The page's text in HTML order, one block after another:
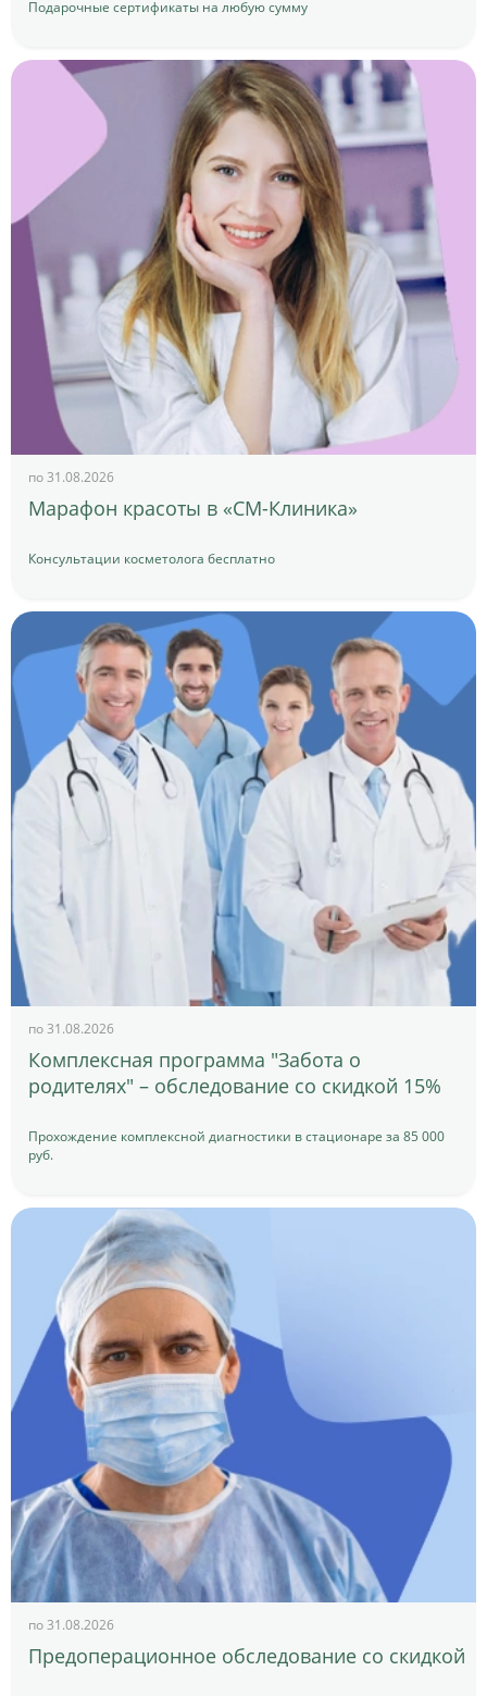
Подарочные сертификаты на любую сумму
по 31.08.2026
Марафон красоты в «СМ-Клиника»
Консультации косметолога бесплатно
по 31.08.2026
Комплексная программа "Забота о
родителях" – обследование со скидкой 15%
Прохождение комплексной диагностики в стационаре за 85 000
руб.
по 31.08.2026
Предоперационное обследование со скидкой